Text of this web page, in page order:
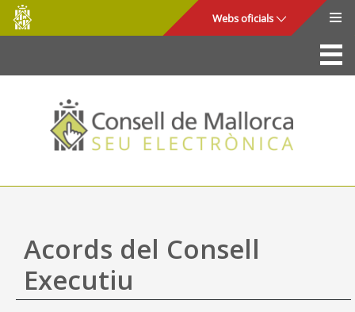
Salta al contingut principal
Consell
de
Mallorca
Webs oficials
La Seu
Consell de Mallorca
Accés i seguretat
Utilitats
Ajuda
Acords del Consell
Executiu